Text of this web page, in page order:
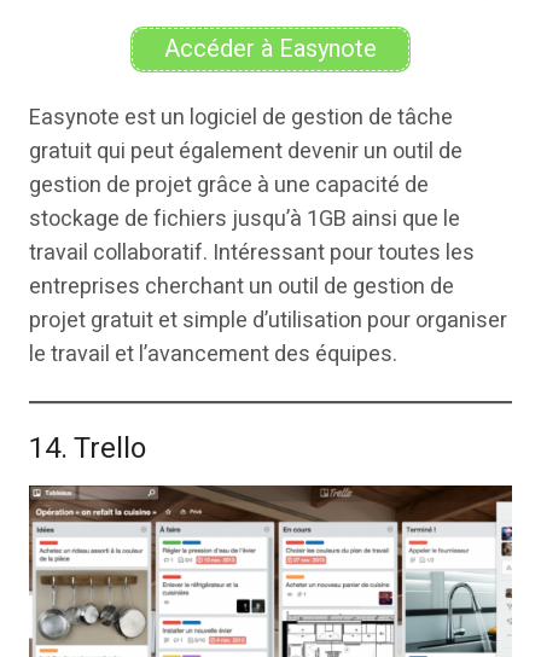
Accéder à Easynote
Easynote est un logiciel de gestion de tâche
gratuit qui peut également devenir un outil de
gestion de projet grâce à une capacité de
stockage de fichiers jusqu’à 1GB ainsi que le
travail collaboratif. Intéressant pour toutes les
entreprises cherchant un outil de gestion de
projet gratuit et simple d’utilisation pour organiser
le travail et l’avancement des équipes.
14. Trello